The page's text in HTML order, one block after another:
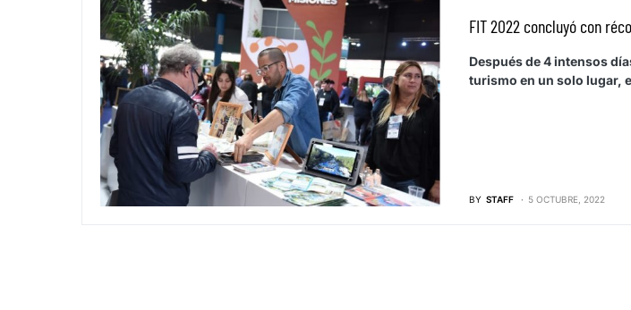
FIT 2022 concluyó con
Después de 4 intensos
turismo en un solo lugar,
BY STAFF 5 OCTUBRE, 2022